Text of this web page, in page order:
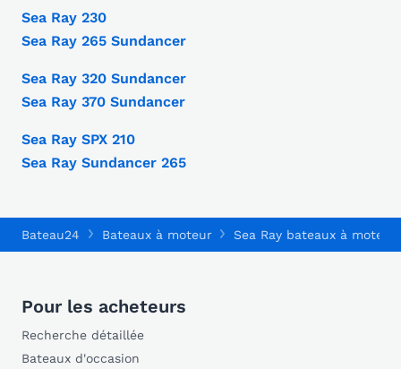
Sea Ray 230
Sea Ray 265 Sundancer
Sea Ray 320 Sundancer
Sea Ray 370 Sundancer
Sea Ray SPX 210
Sea Ray Sundancer 265
Bateau24 Bateaux à moteur Sea Ray bateaux à moteur
Pour les acheteurs
Recherche détaillée
Bateaux d'occasion